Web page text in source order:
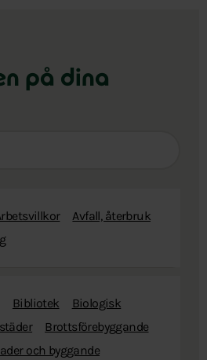
på dina
Avfall, återbruk
Bibliotek
Biologisk
Brottsförebyggande
och byggande